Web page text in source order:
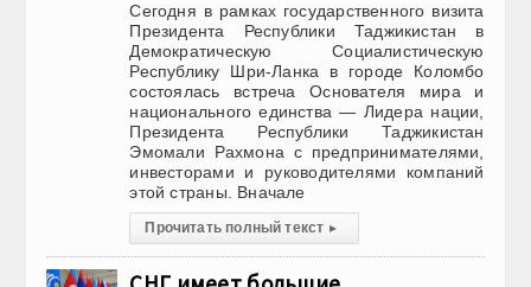
Сегодня в рамках государственного визита
Президента Республики Таджикистан в
Демократическую Социалистическую
Республику Шри-Ланка в городе Коломбо
состоялась встреча Основателя мира и
национального единства — Лидера нации,
Президента Республики Таджикистан
Эмомали Рахмона с предпринимателями,
инвесторами и руководителями компаний
этой страны. Вначале
Прочитать полный текст ▸